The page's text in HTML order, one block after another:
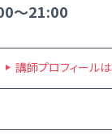
～21:00
講師プロフィールは